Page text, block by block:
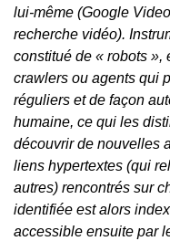
lui-même (Google
recherche vidéo).
constitué de « robots »,
crawlers ou agents qui
réguliers et de façon
humaine, ce qui les
découvrir de nouvelles
liens hypertextes (qui
autres) rencontrés sur
identifiée est alors
accessible ensuite par